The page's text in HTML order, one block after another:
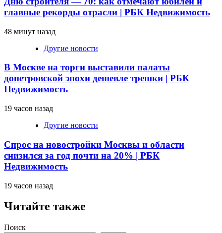
главные рекорды отрасли | РБК Недвижимость
48 минут назад
Другие новости
В Москве на торги выставили палаты
допетровской эпохи дешевле трешки | РБК
Недвижимость
19 часов назад
Другие новости
Спрос на новостройки Москвы и области
снизился за год почти на 20% | РБК
Недвижимость
19 часов назад
Читайте также
Поиск